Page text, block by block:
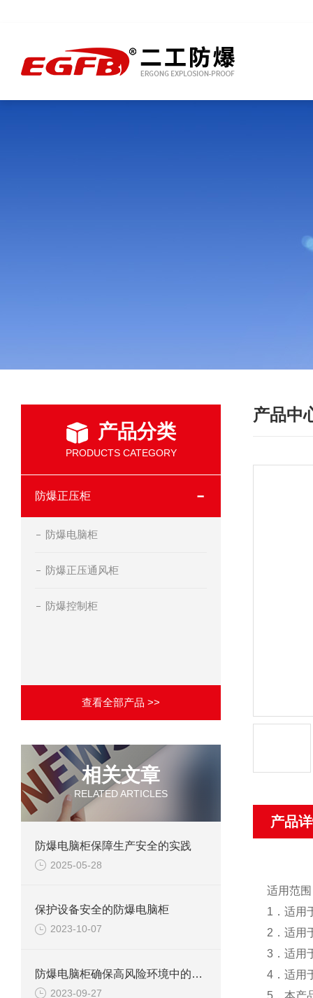
产品分类
PRODUCTS CATEGORY
防爆正压柜
防爆电脑柜
防爆正压通风柜
防爆控制柜
查看全部产品 >>
相关文章
RELATED ARTICLES
防爆电脑柜保障生产安全的实践
2025-05-28
保护设备安全的防爆电脑柜
2023-10-07
防爆电脑柜确保高风险环境中的安全
2023-09-27
产品中
产品
适用范围
1．适用
2．适用
3．适用
4．适用
5．本产